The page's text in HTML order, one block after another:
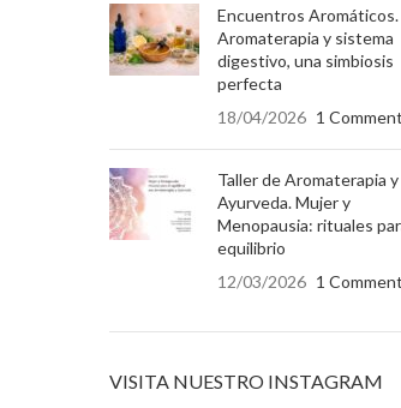
Encuentros Aromáticos.
Aromaterapia y sistema
digestivo, una simbiosis
perfecta
18/04/2026 1 Comment
Taller de Aromaterapia y
Ayurveda. Mujer y
Menopausia: rituales
equilibrio
12/03/2026 1 Comment
VISITA NUESTRO INSTAGRAM